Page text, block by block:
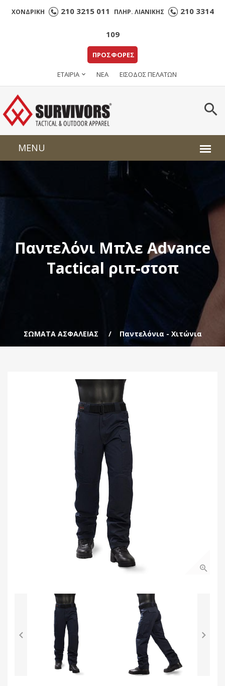
ΧΟΝΔΡΙΚΗ 210 3215 011 ΠΛΗΡ. ΛΙΑΝΙΚΗΣ 210 3314
109
ΠΡΟΣΦΟΡΕΣ
ΕΤΑΙΡΙΑ ΝΕΑ ΕΙΣΟΔΟΣ ΠΕΛΑΤΩΝ
Παντελόνι Μπλε Advance
Tactical ριπ-στοπ
ΣΩΜΑΤΑ ΑΣΦΑΛΕΙΑΣ Παντελόνια - Χιτώνια